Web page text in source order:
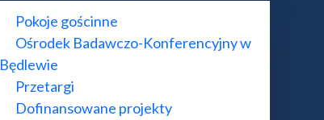
Pokoje gościnne
Ośrodek Badawczo-Konferencyjny w
Będlewie
Przetargi
Dofinansowane projekty